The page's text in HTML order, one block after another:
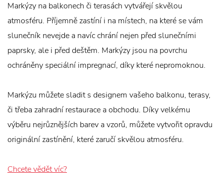
Markýzy na balkonech či terasách vytvářejí skvělou
atmosféru. Příjemně zastíní i na místech, na které se vám
slunečník nevejde a navíc chrání nejen před slunečními
paprsky, ale i před deštěm. Markýzy jsou na povrchu
ochráněny speciální impregnací, díky které nepromoknou.
Markýzu můžete sladit s designem vašeho balkonu, terasy,
či třeba zahradní restaurace a obchodu. Díky velkému
výběru nejrůznějších barev a vzorů, můžete vytvořit opravdu
originální zastínění, které zaručí skvělou atmosféru.
Chcete vědět víc?